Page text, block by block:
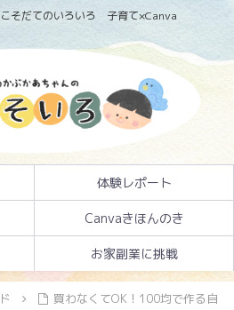
そだてのいろいろ 子育て×Canva
体験レポート
Canvaきほんのき
お家副業に挑戦
買わなくてOK！100均で作る自